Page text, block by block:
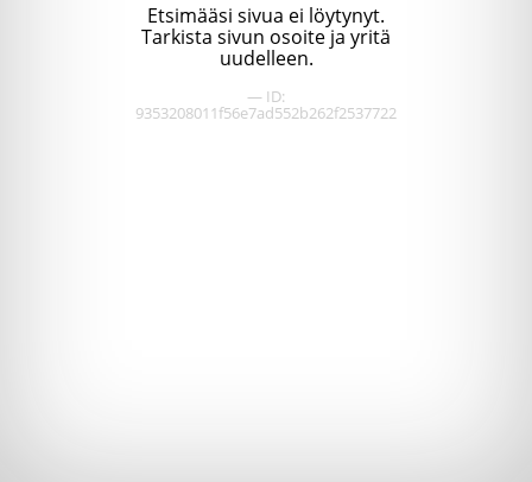
Etsimääsi sivua ei löytynyt.
Tarkista sivun osoite ja yritä
uudelleen.
— ID:
9353208011f56e7ad552b262f2537722